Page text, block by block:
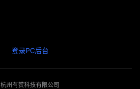
登录PC后台
杭州有赞科技有限公司